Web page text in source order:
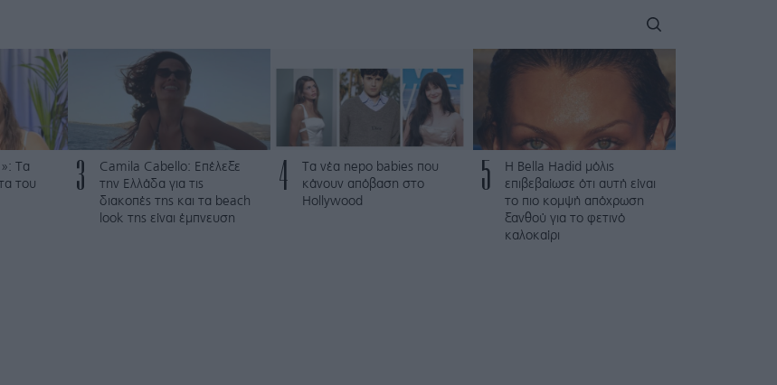
Τα
του
3
Camila Cabello: Επέλεξε
την Ελλάδα για τις
διακοπές της και τα beach
look της είναι έμπνευση
4
Τα νέα nepo babies που
κάνουν απόβαση στο
Hollywood
5
Η Bella Hadid μόλις
επιβεβαίωσε ότι αυτή είναι
το πιο κομψή απόχρωση
ξανθού για το φετινό
καλοκαίρι